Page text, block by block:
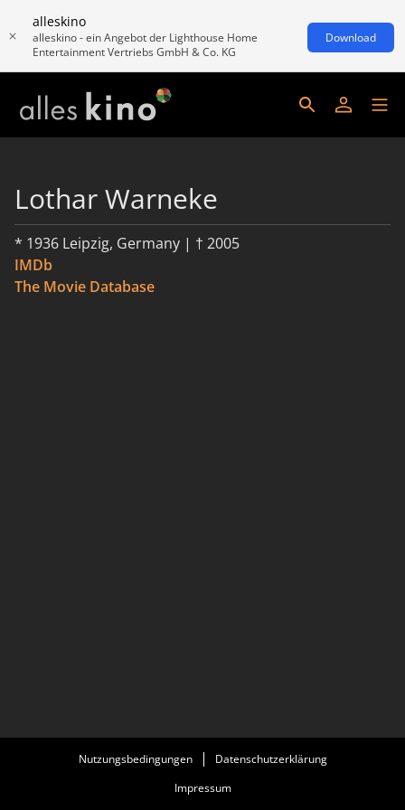
alleskino
alleskino - ein Angebot der Lighthouse Home
Entertainment Vertriebs GmbH & Co. KG
Download
Lothar Warneke
* 1936 Leipzig, Germany | † 2005
IMDb
The Movie Database
Nutzungsbedingungen
Datenschutzerklärung
Impressum